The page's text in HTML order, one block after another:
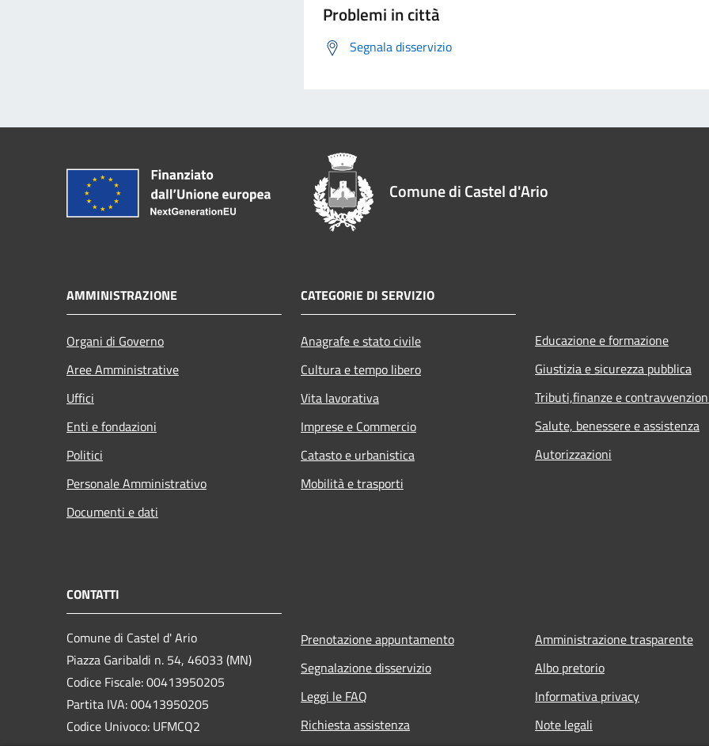
Problemi in città
Segnala disservizio
Comune di Castel d'Ario
AMMINISTRAZIONE
Organi di Governo
Aree Amministrative
Uffici
Enti e fondazioni
Politici
Personale Amministrativo
Documenti e dati
CATEGORIE DI SERVIZIO
Anagrafe e stato civile
Cultura e tempo libero
Vita lavorativa
Imprese e Commercio
Catasto e urbanistica
Mobilità e trasporti
Educazione e formazione
Giustizia e sicurezza pubblica
Tributi,finanze e
Salute, benessere e assistenza
Autorizzazioni
CONTATTI
Comune di Castel d' Ario
Piazza Garibaldi n. 54, 46033 (MN)
Codice Fiscale: 00413950205
Partita IVA: 00413950205
Codice Univoco: UFMCQ2
Prenotazione appuntamento
Segnalazione disservizio
Leggi le FAQ
Richiesta assistenza
Amministrazione trasparente
Albo pretorio
Informativa privacy
Note legali